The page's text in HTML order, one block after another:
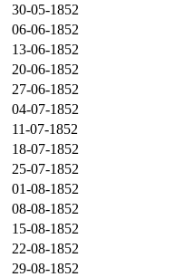
30-05-1852
06-06-1852
13-06-1852
20-06-1852
27-06-1852
04-07-1852
11-07-1852
18-07-1852
25-07-1852
01-08-1852
08-08-1852
15-08-1852
22-08-1852
29-08-1852